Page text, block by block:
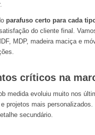
parafuso certo para cada
do cliente final.
MDP, madeira maciça e
críticos na
medida evoluiu muito nos
projetos mais personalizados.
secundário.